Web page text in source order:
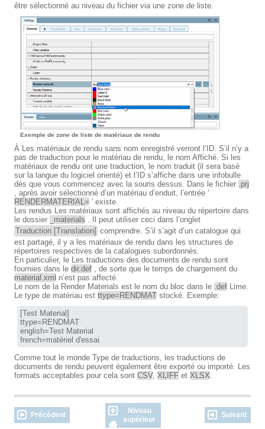
être sélectionné au niveau du fichier via une zone de liste.
Exemple de zone de liste de matériaux de rendu
À Les matériaux de rendu sans nom enregistré verront l’ID. S’il n’y a
pas de traduction pour le matériau de rendu, le nom Affiché. Si les
matériaux de rendu ont une traduction, le nom traduit (il sera basé
sur la langue du logiciel orienté) et l’ID s’affiche dans une infobulle
dès que vous commencez avec la souris dessus. Dans le fichier .prj
, après avoir sélectionné d’un matériau d’enduit, l’entrée '
RENDERMATERIAL= ' existe.
Les rendus Les matériaux sont affichés au niveau du répertoire dans
le dossier
_materials . Il peut utiliser ceci dans l’onglet
Traduction [Translation] comprendre. S’il s’agit d’un catalogue qui
est partagé, il y a les matériaux de rendu dans les structures de
répertoires respectives de la catalogues subordonnés.
En particulier, le Les traductions des documents de rendu sont
fournies dans le dir.def , de sorte que le temps de chargement du
material.xml n’est pas affecté.
Le nom de la Render Materials est le nom du bloc dans le .def Lime.
Le type de matériau est ttype=RENDMAT stocké. Exemple:
[Test Material]
ttype=RENDMAT
english=Test Material
french=matériel d'essai
Comme tout le monde Type de traductions, les traductions de
documents de rendu peuvent également être exporté ou importé. Les
formats acceptables pour cela sont CSV, XLIFF et XLSX
Précédent
Niveau
supérieur
Suivant